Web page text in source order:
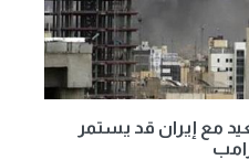
مع إيران قد يستمر